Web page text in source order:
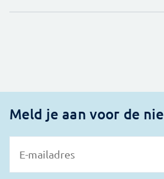
Meld je aan voor de